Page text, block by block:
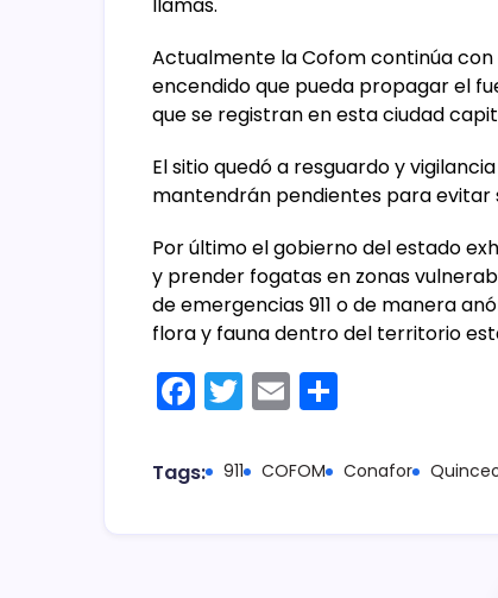
Actualmente la Cofom continúa
encendido que pueda propagar el
que se registran en esta ciudad
El sitio quedó a resguardo y
mantendrán pendientes para evitar
Por último el gobierno del estado
y prender fogatas en zonas
de emergencias 911 o de manera
flora y fauna dentro del territorio
F
a
c
T
w
itt
E
m
ai m
Tags: 911 COFOM Conafor